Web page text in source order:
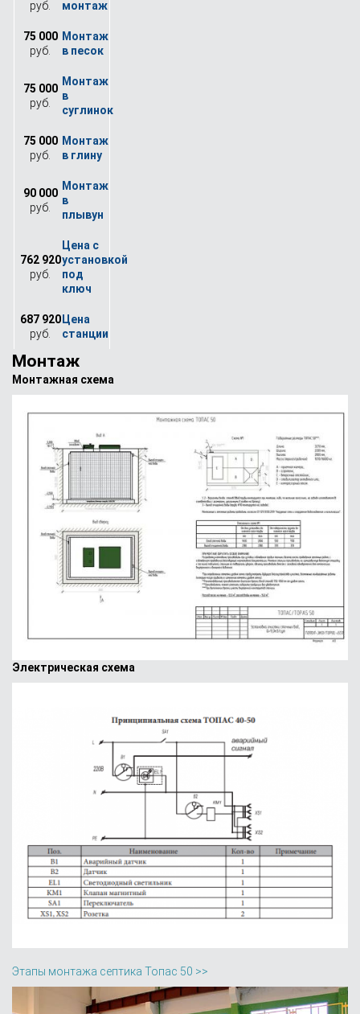
руб.
75 000
руб.
75 000
руб.
75 000
руб.
90 000
руб.
762 920
руб.
687 920
руб.
Монтаж
Монтажная схема
Электрическая схема
Этапы монтажа септика Топас 50 >>